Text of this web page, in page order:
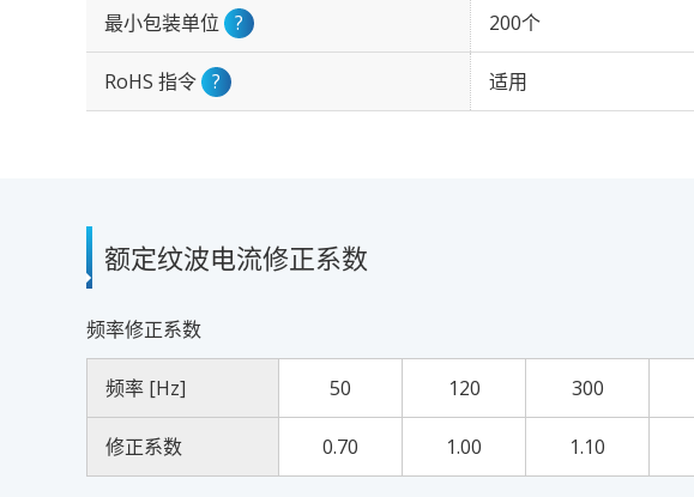
最小包装单位 ? 200个
RoHS 指令 ? 适用
额定纹波电流修正系数
频率修正系数
频率 [Hz] 50 120 300
修正系数 0.70 1.00 1.10